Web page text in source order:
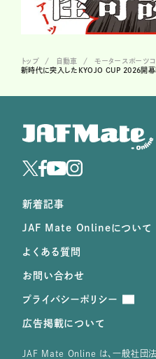
トップ 自動車
モータースポーツ
新着記事
JAF Mate Onlineについて
よくある質問
お問い合わせ
プライバシーポリシー
広告掲載について
JAF Mate Online は、⼀般社団法